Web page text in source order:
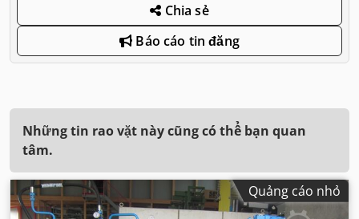
Chia sẻ
Báo cáo tin đăng
Những tin rao vặt này cũng có thể bạn quan
tâm.
Quảng cáo nhỏ